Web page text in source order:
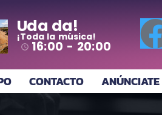
Uda da!
¡Toda la música!
access_time 16:00 - 20:00
CONTACTO ANÚNCIATE